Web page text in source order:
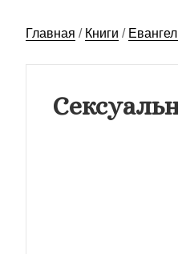
Главная / Книги /